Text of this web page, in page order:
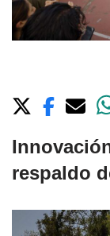
respaldo